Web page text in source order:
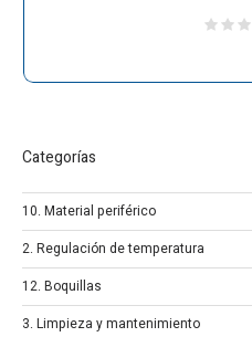
Categorías
10. Material periférico
2. Regulación de temperatura
12. Boquillas
3. Limpieza y mantenimiento